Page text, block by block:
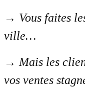
→ Vous faites
ville…
→ Mais les
vos ventes